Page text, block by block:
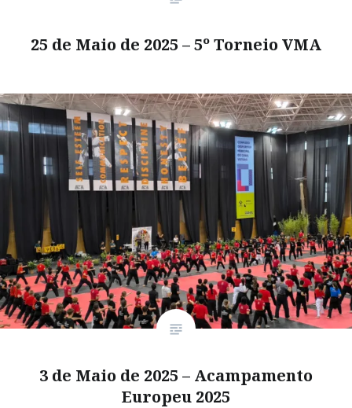
25 de Maio de 2025 – 5º Torneio VMA
3 de Maio de 2025 – Acampamento
Europeu 2025